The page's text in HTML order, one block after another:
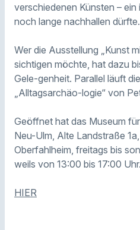
verschiedenen Künsten –
noch lange nachhallen dürfte.
Wer die Ausstellung „Kunst
sichtigen möchte, hat dazu
Gele-genheit. Parallel läuft
„Alltagsarchäo-logie“ von
Geöffnet hat das Museum
Neu-Ulm, Alte Landstraße
Oberfahlheim, freitags bis
weils von 13:00 bis 17:00
HIER